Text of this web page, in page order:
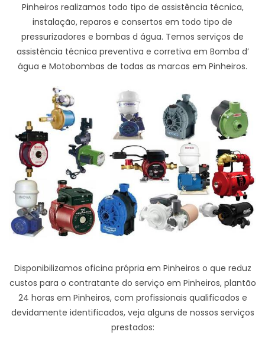
Pinheiros realizamos todo tipo de assistência técnica,
instalação, reparos e consertos em todo tipo de
pressurizadores e bombas d água. Temos serviços de
assistência técnica preventiva e corretiva em Bomba d’
água e Motobombas de todas as marcas em Pinheiros.
Disponibilizamos oficina própria em Pinheiros o que reduz
custos para o contratante do serviço em Pinheiros, plantão
24 horas em Pinheiros, com profissionais qualificados e
devidamente identificados, veja alguns de nossos serviços
prestados: